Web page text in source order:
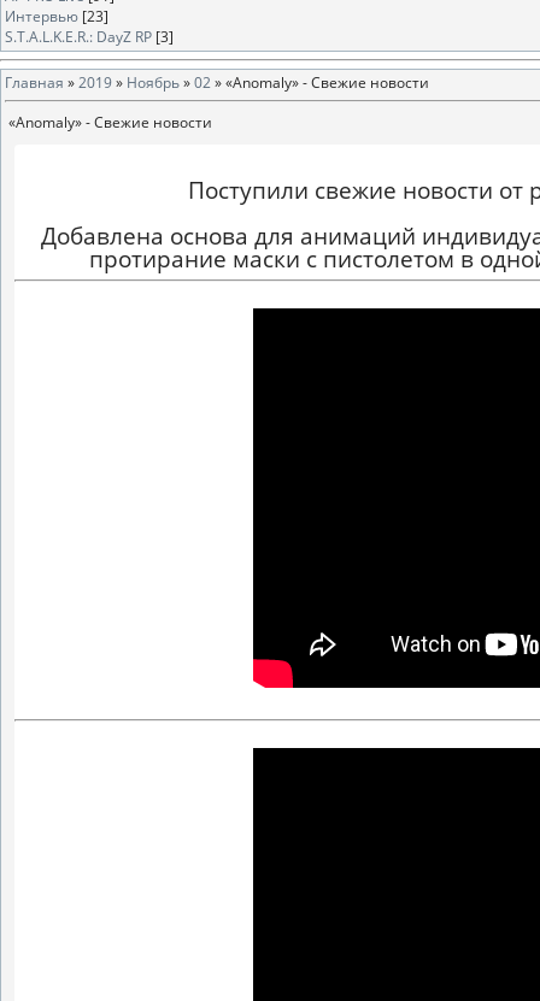
Интервью [23]
S.T.A.L.K.E.R.: DayZ RP [3]
Главная »2019» Ноябрь»02» «Anomaly» - Свежие новости
«Anomaly» - Свежие новости
Поступили свежие новости
Добавлена основа для анимаций
протирание маски с пистолетом в